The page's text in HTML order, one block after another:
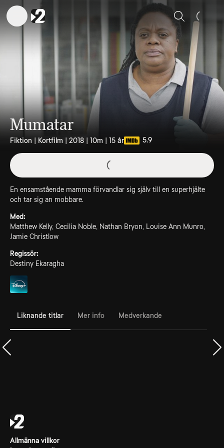
Sök
Mumatar
Fiktion | Kortfilm | 2018 | 10m | 15 år 5.9
En ensamstående mamma förvandlar sig själv till en superhjälte
och tar sig an mobbare.
Med:
Matthew Kelly, Cecilia Noble, Nathan Bryon, Louise Ann Munro,
Jamie Christlow
Regissör:
Destiny Ekaragha
Liknande titlar Mer info Medverkande
Allmänna villkor